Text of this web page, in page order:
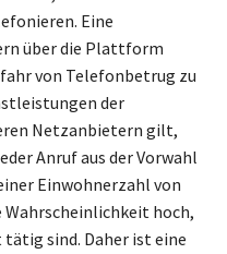
Eine
über die Plattform
von Telefonbetrug zu
der
Netzanbietern gilt,
Anruf aus der Vorwahl
Einwohnerzahl von
Wahrscheinlichkeit hoch,
tätig sind. Daher ist eine